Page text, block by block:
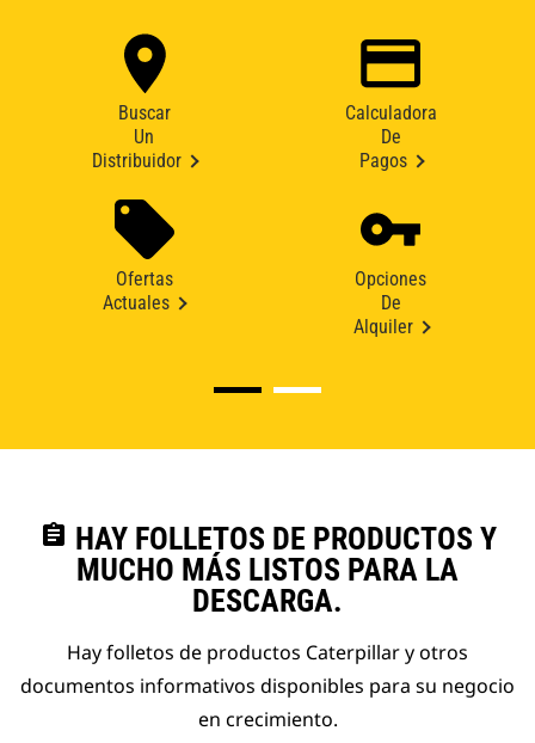
Buscar
Un
Distribuidor
Calculadora
De
Pagos
Ofertas
Actuales
Opciones
De
Alquiler
assignment HAY FOLLETOS DE PRODUCTOS Y
MUCHO MÁS LISTOS PARA LA
DESCARGA.
Hay folletos de productos Caterpillar y otros
documentos informativos disponibles para su negocio
en crecimiento.